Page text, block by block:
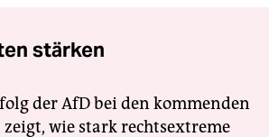
stärken
der AfD bei den kommenden
wie stark rechtsextreme